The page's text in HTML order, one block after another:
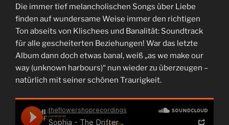
Die immer tief melancholischen Songs über Liebe
finden auf wundersame Weise immer den richtigen
Ton abseits von Klischees und Banalität: Soundtrack
für alle gescheiterten Beziehungen! War das letzte
Album dann doch etwas banal, weiß „as we make our
way (unknown harbours)“ nun wieder zu überzeugen –
natürlich mit seiner schönen Traurigkeit.